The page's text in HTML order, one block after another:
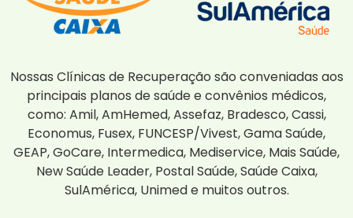
Nossas Clínicas de Recuperação são conveniadas aos
principais planos de saúde e convênios médicos,
como: Amil, AmHemed, Assefaz, Bradesco, Cassi,
Economus, Fusex, FUNCESP/Vivest, Gama Saúde,
GEAP, GoCare, Intermedica, Mediservice, Mais Saúde,
New Saúde Leader, Postal Saúde, Saúde Caixa,
SulAmérica, Unimed e muitos outros.